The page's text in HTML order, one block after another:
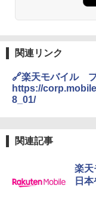
関連リンク
🔗楽天モバイル
https://
8_01/
関連記事
楽天
日